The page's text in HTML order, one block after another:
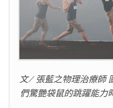
文/ 張藍之物理治療師
們驚艷袋鼠的跳躍能力